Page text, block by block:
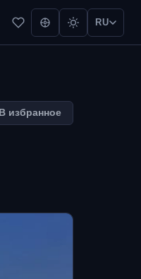
RU
В избранное